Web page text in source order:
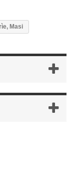
Masi